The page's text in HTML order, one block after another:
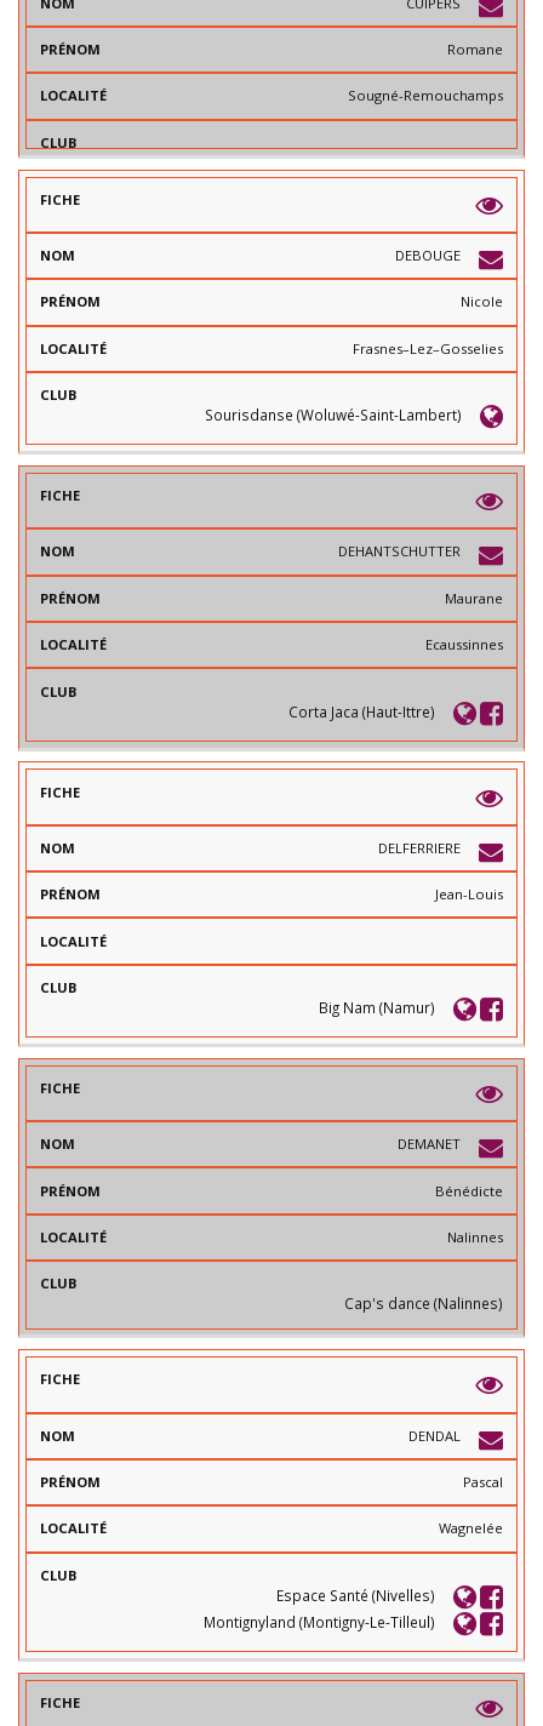
Romane
Sougné-Remouchamps
DEBOUGE
Nicole
Frasnes–Lez–Gosselies
Sourisdanse (Woluwé-Saint-Lambert)
DEHANTSCHUTTER
Maurane
Ecaussinnes
Corta Jaca (Haut-Ittre)
DELFERRIERE
Jean-Louis
Big Nam (Namur)
DEMANET
Bénédicte
Nalinnes
Cap's dance (Nalinnes)
DENDAL
Pascal
Wagnelée
Espace Santé (Nivelles)
Montignyland (Montigny-Le-Tilleul)